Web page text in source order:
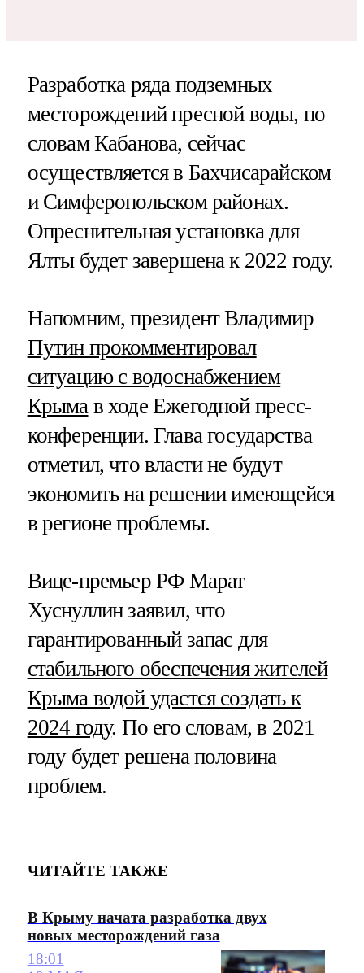
Разработка ряда подземных
месторождений пресной воды, по
словам Кабанова, сейчас
осуществляется в Бахчисарайском
и Симферопольском районах.
Опреснительная установка для
Ялты будет завершена к 2022 году.
Напомним, президент Владимир
Путин прокомментировал
ситуацию с водоснабжением
Крыма в ходе Ежегодной пресс-
конференции. Глава государства
отметил, что власти не будут
экономить на решении имеющейся
в регионе проблемы.
Вице-премьер РФ Марат
Хуснуллин заявил, что
гарантированный запас для
стабильного обеспечения жителей
Крыма водой удастся создать к
2024 году. По его словам, в 2021
году будет решена половина
проблем.
ЧИТАЙТЕ ТАКЖЕ
В Крыму начата разработка двух
новых месторождений газа
18:01